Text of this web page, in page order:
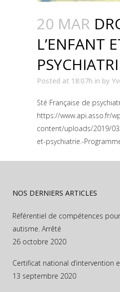
20 MAR
L’ENFANT
Posted at 18:07h in by
Sté Française de
https://www.api.asso.fr/
content/uploads/2019/
et-psychiatrie.-
NOS DERNIERS ARTICLES
Référentiel de compétences
autisme. Arrêté
26 octobre 2020
Certificat national d’intervention
13 septembre 2020